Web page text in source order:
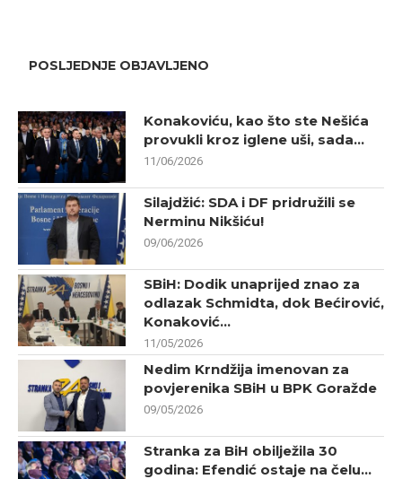
POSLJEDNJE OBJAVLJENO
Konakoviću, kao što ste Nešića
provukli kroz iglene uši, sada...
11/06/2026
Silajdžić: SDA i DF pridružili se
Nerminu Nikšiću!
09/06/2026
SBiH: Dodik unaprijed znao za
odlazak Schmidta, dok Bećirović,
Konaković...
11/05/2026
Nedim Krndžija imenovan za
povjerenika SBiH u BPK Goražde
09/05/2026
Stranka za BiH obilježila 30
godina: Efendić ostaje na čelu...